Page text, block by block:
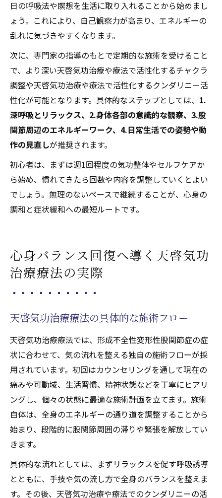
日の呼吸法や瞑想を生活に取り入れることから始めまし
ょう。これにより、自己観察力が高まり、エネルギーの
乱れに気づきやすくなります。
次に、専門家の指導のもとで定期的な施術を受けること
で、より深い天啓気功治療や療法で活性化するチャクラ
調整や天啓気功治療や療法で活性化するクンダリニー活
性化が可能となります。具体的なステップとしては、 1.
深呼吸とリラックス、2.身体各部の意識的な観察、3.股
関節周辺のエネルギーワーク、4.日常生活での姿勢や動
作の見直しが推奨されます。
初心者は、まずは週1回程度の気功整体やセルフケアか
ら始め、慣れてきたら回数や内容を調整していくとよい
でしょう。無理のないペースで継続することが、心身の
調和と症状緩和への最短ルートです。
心身バランス回復へ導く天啓気功
治療療法の実際
天啓気功治療療法の具体的な施術フロー
天啓気功治療療法では、形成不全性変形性股関節症の症
状に合わせて、気の流れを整える独自の施術フローが採
用されています。初回はカウンセリングを通して現在の
痛みや可動域、生活習慣、精神状態などを丁寧にヒアリ
ングし、個々の状態に最適な施術計画を立てます。施術
自体は、全身のエネルギーの通り道を調整することから
始まり、段階的に股関節周囲の滞りや緊張を解放してい
きます。
具体的な流れとしては、まずリラックスを促す呼吸誘導
とともに、手技や気の流し方で全身のバランスを整えま
す。その後、天啓気功治療や療法でのクンダリニーの活